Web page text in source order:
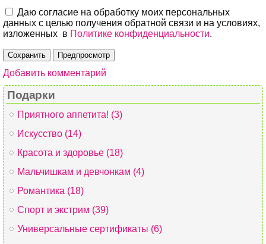
Даю согласие на обработку моих персональных
данных с целью получения обратной связи и на условиях,
изложенных в Политике конфиденциальности.
Добавить комментарий
Подарки
Приятного аппетита! (3)
Искусство (14)
Красота и здоровье (18)
Мальчишкам и девчонкам (4)
Романтика (18)
Спорт и экстрим (39)
Универсальные сертификаты (6)